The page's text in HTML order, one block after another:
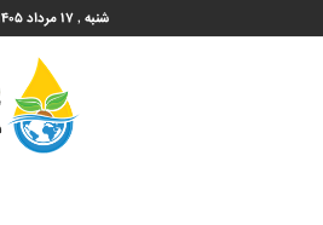
شنبه , ۱۷ مرداد ۱۴۰۵